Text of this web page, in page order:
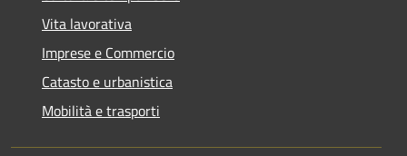
Vita lavorativa
Imprese e Commercio
Catasto e urbanistica
Mobilità e trasporti